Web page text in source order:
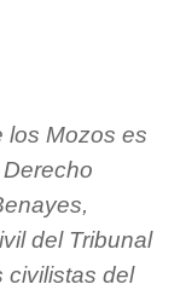
los Mozos es
del Tribunal
civilistas del